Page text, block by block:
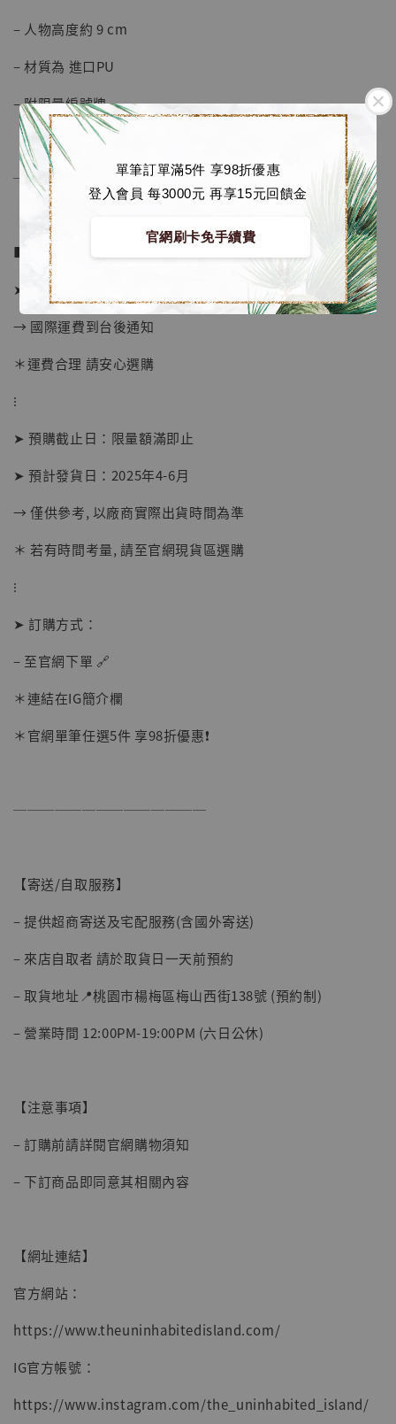
單筆訂單滿5件 享98折優惠
登入會員 每3000元 再享15元回饋金
官網刷卡免手續費
子彈飛 鵝城縣長 張麻子 [BK01]
– 人物高度約 9 cm
– 材質為 進口PU
– 附限量編號牌
──────────────
■ 販售資訊：
➤ 價格 1480元 (訂金780)
→ 國際運費到台後通知
＊運費合理 請安心選購
⁝
➤ 預購截止日：限量額滿即止
➤ 預計發貨日：2025年4-6月
→ 僅供參考, 以廠商實際出貨時間為準
＊ 若有時間考量, 請至官網現貨區選購
⁝
➤ 訂購方式：
– 至官網下單 🔗
＊連結在IG簡介欄
＊官網單筆任選5件 享98折優惠❗️
──────────────
【寄送/自取服務】
– 提供超商寄送及宅配服務(含國外寄送)
– 來店自取者 請於取貨日一天前預約
– 取貨地址📍桃園市楊梅區梅山西街138號 (預約制)
– 營業時間 12:00PM-19:00PM (六日公休)
【注意事項】
– 訂購前請詳閱官網購物須知
– 下訂商品即同意其相關內容
【網址連結】
官方網站：
https://www.theuninhabitedisland.com/
IG官方帳號：
https://www.instagram.com/the_uninhabited_island/